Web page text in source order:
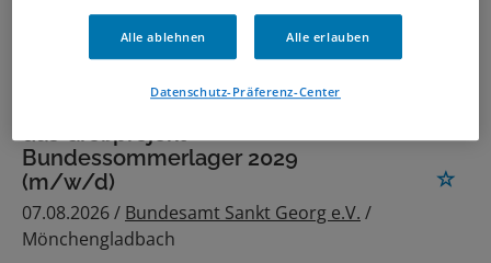
07.08.2026 /Stabstelle Personal (m/w/d) Teilzeit
/ Mönchengladbach
das Großprojekt
Bundessommerlager 2029
(m/w/d)
07.08.2026 / Bundesamt Sankt Georg e.V. /
Mönchengladbach
Alle ablehnen Alle erlauben
Datenschutz-Präferenz-Center